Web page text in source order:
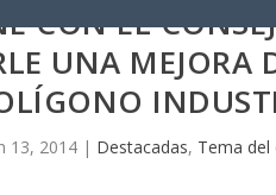
CON EL
UNA MEJORA
13, 2014| Destacadas, Tema del